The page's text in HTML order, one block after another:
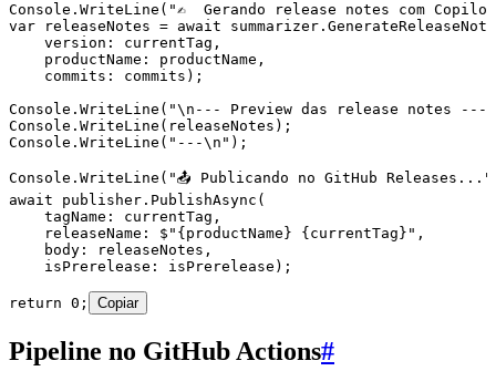
Console . WriteLine ( "✍️  Gerando release notes com
var releaseNotes = await summarizer .
    version
: currentTag ,
    productName
: productName ,
    commits
:
commits);
Console . WriteLine ( "\n --- Preview das release notes ---
Console . WriteLine (releaseNotes);
Console . WriteLine ( " ---\n " );
Console . WriteLine ( "📤 Publicando no GitHub Releases... "
await publisher . PublishAsync (
    tagName
: currentTag ,
    releaseName
: $" { productName } { currentTag } " ,
    body
: releaseNotes ,
    isPrerelease
: isPrerelease);
return 0 ; Copiar
Pipeline no GitHub Actions#